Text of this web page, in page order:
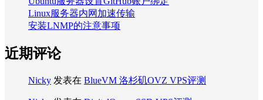
Linux服务器内网加速传输
安装LNMP的注意事项
近期评论
Nicky 发表在 BlueVM 洛杉矶OVZ VPS评测